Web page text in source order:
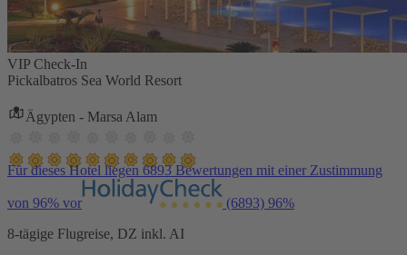
VIP Check-In
Pickalbatros Sea World Resort
Ägypten - Marsa Alam
Für dieses Hotel liegen 6893 Bewertungen mit einer Zustimmung
von 96% vor (6893) 96%
8-tägige Flugreise, DZ inkl. AI